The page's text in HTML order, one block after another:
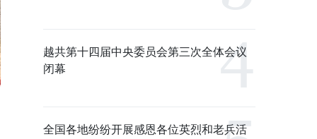
越共第十四届中央委员会第三次全体会议
闭幕
全国各地纷纷开展感恩各位英烈和老兵活